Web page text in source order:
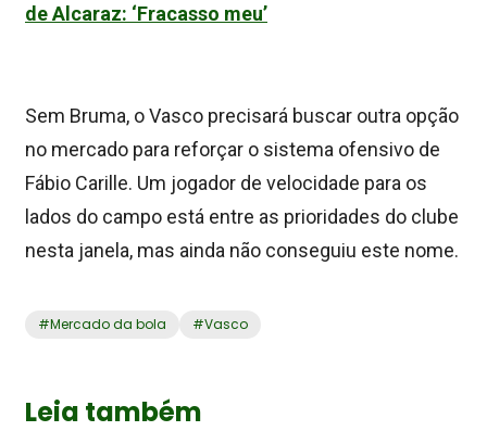
de Alcaraz: ‘Fracasso meu’
Sem Bruma, o Vasco precisará buscar outra opção
no mercado para reforçar o sistema ofensivo de
Fábio Carille. Um jogador de velocidade para os
lados do campo está entre as prioridades do clube
nesta janela, mas ainda não conseguiu este nome.
#Mercado da bola #Vasco
Leia também